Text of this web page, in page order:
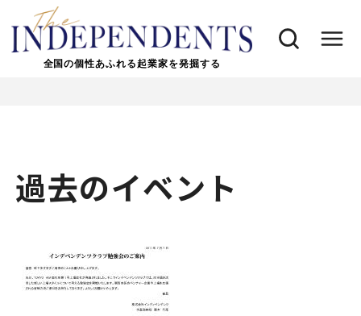
全国の個性あふれる起業家を発掘する
過去のイベント